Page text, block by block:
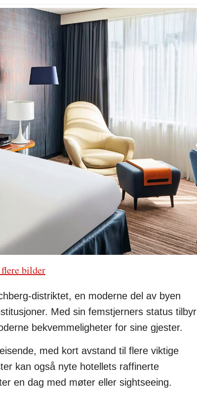
flere bilder
distriktet, en moderne del av byen
Med sin femstjerners status tilbyr
bekvemmeligheter for sine gjester.
med kort avstand til flere viktige
kan også nyte hotellets raffinerte
en dag med møter eller sightseeing.